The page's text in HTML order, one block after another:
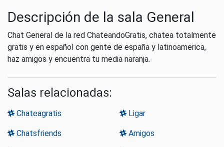
Descripción de la sala General
Chat General de la red ChateandoGratis, chatea totalmente
gratis y en español con gente de españa y latinoamerica,
haz amigos y encuentra tu media naranja.
Salas relacionadas:
Chateagratis Ligar
Chatsfriends Amigos